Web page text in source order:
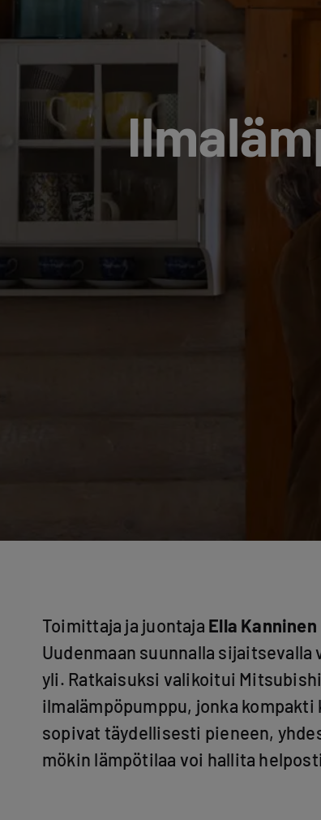
Toimittaja ja juontaja Ella Kanninen
Uudenmaan suunnalla sijaitsevalla
yli. Ratkaisuksi valikoitui
ilmalämpöpumppu, jonka
sopivat täydellisesti pieneen,
mökin lämpötilaa voi hallita